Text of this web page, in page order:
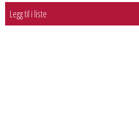
Legg til i liste